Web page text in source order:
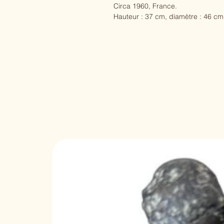
Circa 1960, France.
Hauteur : 37 cm, diamètre : 46